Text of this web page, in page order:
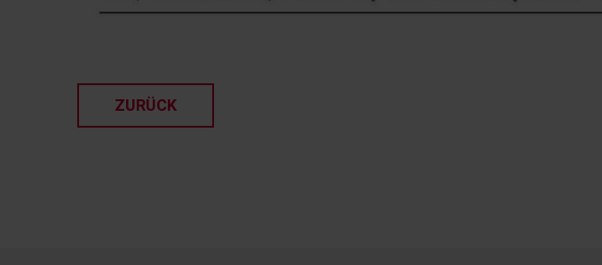
ZURÜCK